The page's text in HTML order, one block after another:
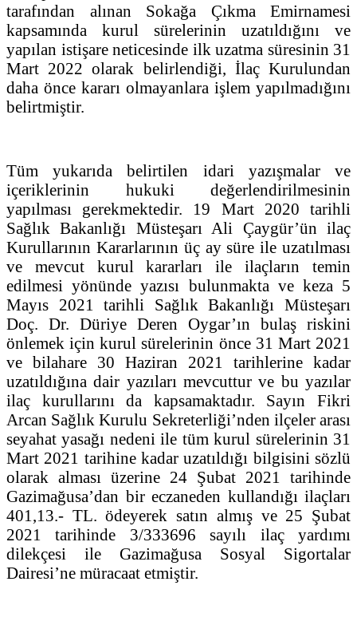
tarafından alınan Sokağa Çıkma Emirnamesi
kapsamında kurul sürelerinin uzatıldığını ve
yapılan istişare neticesinde ilk uzatma süresinin 31
Mart 2022 olarak belirlendiği, İlaç Kurulundan
daha önce kararı olmayanlara işlem yapılmadığını
belirtmiştir.
Tüm yukarıda belirtilen idari yazışmalar ve
içeriklerinin hukuki değerlendirilmesinin
yapılması gerekmektedir. 19 Mart 2020 tarihli
Sağlık Bakanlığı Müsteşarı Ali Çaygür’ün ilaç
Kurullarının Kararlarının üç ay süre ile uzatılması
ve mevcut kurul kararları ile ilaçların temin
edilmesi yönünde yazısı bulunmakta ve keza 5
Mayıs 2021 tarihli Sağlık Bakanlığı Müsteşarı
Doç. Dr. Düriye Deren Oygar’ın bulaş riskini
önlemek için kurul sürelerinin önce 31 Mart 2021
ve bilahare 30 Haziran 2021 tarihlerine kadar
uzatıldığına dair yazıları mevcuttur ve bu yazılar
ilaç kurullarını da kapsamaktadır. Sayın Fikri
Arcan Sağlık Kurulu Sekreterliği’nden ilçeler arası
seyahat yasağı nedeni ile tüm kurul sürelerinin 31
Mart 2021 tarihine kadar uzatıldığı bilgisini sözlü
olarak alması üzerine 24 Şubat 2021 tarihinde
Gazimağusa’dan bir eczaneden kullandığı ilaçları
401,13.- TL. ödeyerek satın almış ve 25 Şubat
2021 tarihinde 3/333696 sayılı ilaç yardımı
dilekçesi ile Gazimağusa Sosyal Sigortalar
Dairesi’ne müracaat etmiştir.